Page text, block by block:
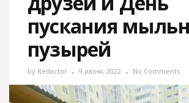
пускания
пузырей
by Redactor 9 июня, 2022 No Comments